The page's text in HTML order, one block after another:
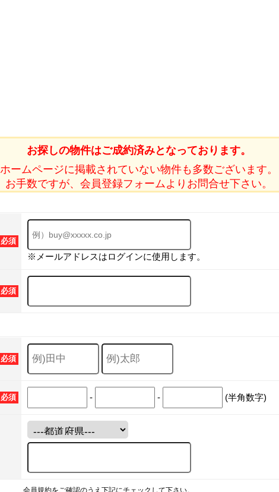
お探しの物件はご成約済みとなっております。
ホームページに掲載されていない物件も多数ございます。
お手数ですが、会員登録フォームよりお問合せ下さい。
必須
※メールアドレスはログインに使用します。
必須
必須
必須 - - (半角数字)
会員規約をご確認のうえ下記にチェックして下さい。